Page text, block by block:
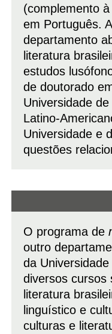
(complemento
em Português.
departamento
literatura
estudos
de doutorado
Universidade
Latino-
Universidade e
questões
O programa de
outro
da
diversos cursos
literatura
linguístico e
culturas e